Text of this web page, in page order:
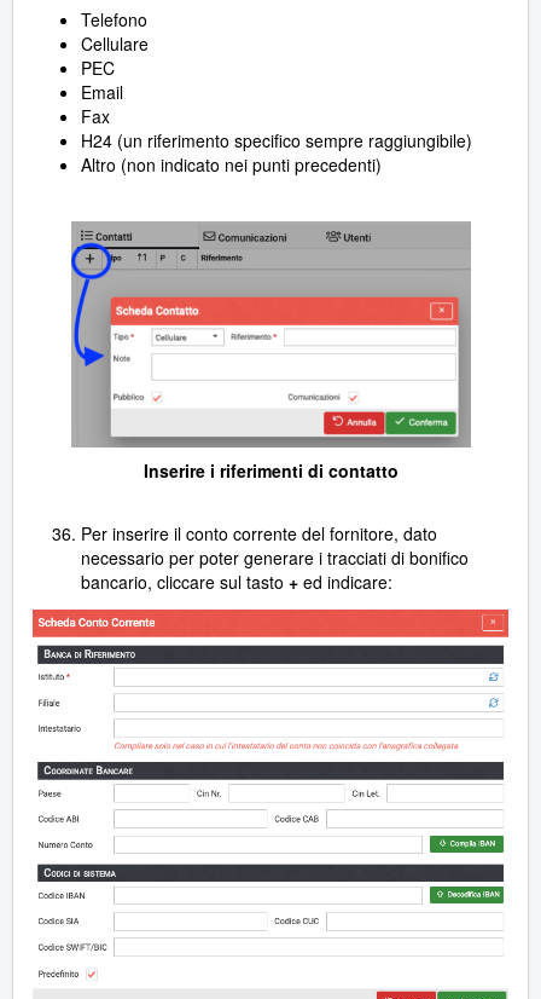
Telefono
Cellulare
PEC
Email
Fax
H24 (un riferimento specifico sempre raggiungibile)
Altro (non indicato nei punti precedenti)
Inserire i riferimenti di contatto
Per inserire il conto corrente del fornitore, dato
necessario per poter generare i tracciati di bonifico
bancario, cliccare sul tasto + ed indicare: